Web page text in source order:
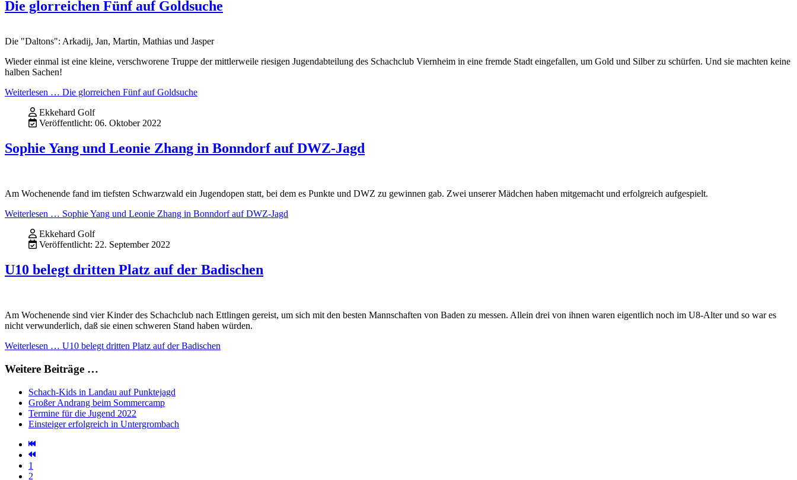
Die glorreichen Fünf auf Goldsuche
Die "Daltons": Arkadij, Jan, Martin, Mathias und Jasper
Wieder einmal ist eine kleine, verschworene Truppe der mittlerweile riesigen Jugendabteilung des Schachclub Viernheim in eine fremde Stadt eingefallen, um Gold und Silber zu schürfen. Und sie machten keine
halben Sachen!
Weiterlesen … Die glorreichen Fünf auf Goldsuche
Ekkehard Golf
Veröffentlicht: 06. Oktober 2022
Sophie Yang und Leonie Zhang in Bonndorf auf DWZ-Jagd
Am Wochenende fand im tiefsten Schwarzwald ein Jugendopen statt, bei dem es Punkte und DWZ zu gewinnen gab. Zwei unserer Mädchen haben mitgemacht und erfolgreich aufgespielt.
Weiterlesen … Sophie Yang und Leonie Zhang in Bonndorf auf DWZ-Jagd
Ekkehard Golf
Veröffentlicht: 22. September 2022
U10 belegt dritten Platz auf der Badischen
Am Wochenende sind vier Kinder des Schachclub nach Ettlingen gereist, um sich mit den besten Mannschaften von Baden zu messen. Allein drei von ihnen waren eigentlich noch im U8-Alter und so war es
nicht verwunderlich, daß sie einen schweren Stand haben würden.
Weiterlesen … U10 belegt dritten Platz auf der Badischen
Weitere Beiträge …
Schach-Kids in Landau auf Punktejagd
Großer Andrang beim Sommercamp
Termine für die Jugend 2022
Einsteiger erfolgreich in Untergrombach
1
2